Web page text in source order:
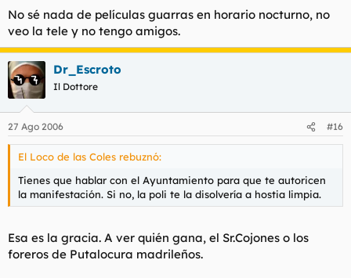
No sé nada de películas guarras en horario nocturno, no
veo la tele y no tengo amigos.
Dr_Escroto
Il Dottore
27 Ago 2006 #16
El Loco de las Coles rebuznó:
Tienes que hablar con el Ayuntamiento para que te autoricen
la manifestación. Si no, la poli te la disolvería a hostia limpia.
Esa es la gracia. A ver quién gana, el Sr.Cojones o los
foreros de Putalocura madrileños.